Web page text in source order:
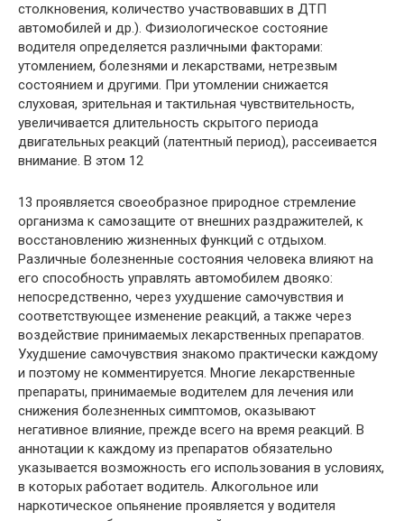
столкновения, количество участвовавших в ДТП
автомобилей и др.). Физиологическое состояние
водителя определяется различными факторами:
утомлением, болезнями и лекарствами, нетрезвым
состоянием и другими. При утомлении снижается
слуховая, зрительная и тактильная чувствительность,
увеличивается длительность скрытого периода
двигательных реакций (латентный период), рассеивается
внимание. В этом 12
13 проявляется своеобразное природное стремление
организма к самозащите от внешних раздражителей, к
восстановлению жизненных функций с отдыхом.
Различные болезненные состояния человека влияют на
его способность управлять автомобилем двояко:
непосредственно, через ухудшение самочувствия и
соответствующее изменение реакций, а также через
воздействие принимаемых лекарственных препаратов.
Ухудшение самочувствия знакомо практически каждому
и поэтому не комментируется. Многие лекарственные
препараты, принимаемые водителем для лечения или
снижения болезненных симптомов, оказывают
негативное влияние, прежде всего на время реакций. В
аннотации к каждому из препаратов обязательно
указывается возможность его использования в условиях,
в которых работает водитель. Алкогольное или
наркотическое опьянение проявляется у водителя